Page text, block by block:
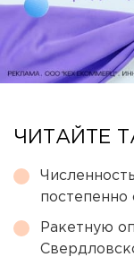
ЧИТАЙТЕ
постепенно
Ракетную